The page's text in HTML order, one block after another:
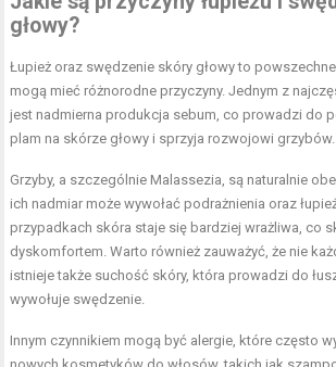
głowy?
Łupież oraz swędzenie skóry głowy to
mogą mieć różnorodne przyczyny. Jednym z
jest nadmierna produkcja sebum, co prowadzi do
plam na skórze głowy i sprzyja rozwojowi grzybów.
Grzyby, a szczególnie Malassezia, są naturalnie
ich nadmiar może wywołać podrażnienia oraz
przypadkach skóra staje się bardziej wrażliwa, co
dyskomfortem. Warto również zauważyć, że nie
istnieje także suchość skóry, która prowadzi do
wywołuje swędzenie.
Innym czynnikiem mogą być alergie, które często